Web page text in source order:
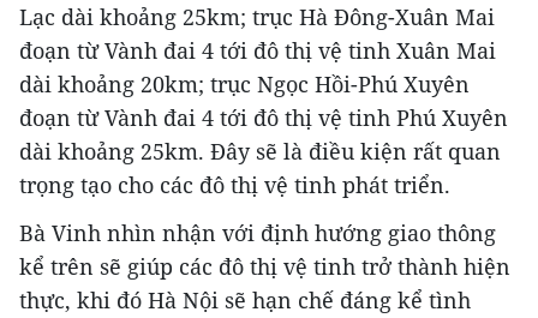
Lạc dài khoảng 25km; trục Hà Đông-Xuân Mai
đoạn từ Vành đai 4 tới đô thị vệ tinh Xuân Mai
dài khoảng 20km; trục Ngọc Hồi-Phú Xuyên
đoạn từ Vành đai 4 tới đô thị vệ tinh Phú Xuyên
dài khoảng 25km. Đây sẽ là điều kiện rất quan
trọng tạo cho các đô thị vệ tinh phát triển.
Bà Vinh nhìn nhận với định hướng giao thông
kể trên sẽ giúp các đô thị vệ tinh trở thành hiện
thực, khi đó Hà Nội sẽ hạn chế đáng kể tình